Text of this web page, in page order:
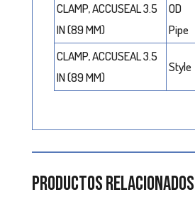
CLAMP, ACCUSEAL 3.5
IN (89 MM)
OD
Pipe
CLAMP, ACCUSEAL 3.5
IN (89 MM)
Style
Productos relacionados